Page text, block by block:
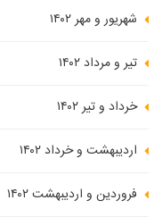
شهریور و مهر ۱۴۰۲
تیر و مرداد ۱۴۰۲
خرداد و تیر ۱۴۰۲
اردیبهشت و خرداد ۱۴۰۲
فروردین و اردیبهشت ۱۴۰۲